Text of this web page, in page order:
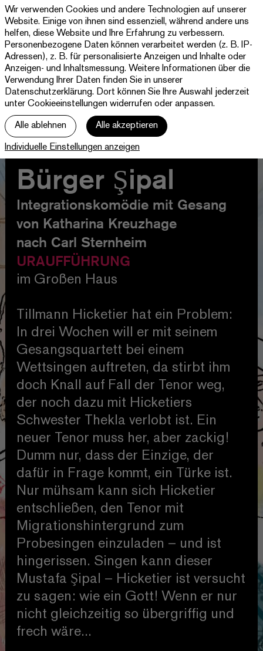
Theater
Paderborn
Westfälische
Kammerspiele
Programm & Tickets
Abos
jott
Ihr Besuch
Haus
Bürger Şipal
Integrationskomödie mit Gesang
von Katharina Kreuzhage
nach Carl Sternheim
URAUFFÜHRUNG
im Großen Haus
Tillmann Hicketier hat ein Problem:
In drei Wochen will er mit seinem
Gesangsquartett bei einem
Wettsingen auftreten, da stirbt ihm
doch Knall auf Fall der Tenor weg,
der noch dazu mit Hicketiers
Schwester Thekla verlobt ist. Ein
neuer Tenor muss her, aber zackig!
Dumm nur, dass der Einzige, der
dafür in Frage kommt, ein Türke ist.
Nur mühsam kann sich Hicketier
entschließen, den Tenor mit
Migrationshintergrund zum
Probesingen einzuladen – und ist
hingerissen. Singen kann dieser
Mustafa Şipal – Hicketier ist versucht
zu sagen: wie ein Gott! Wenn er nur
nicht gleichzeitig so übergriffig und
frech wäre...
Wir verwenden Cookies und andere Technologien auf unserer
Website. Einige von ihnen sind essenziell, während andere uns
helfen, diese Website und Ihre Erfahrung zu verbessern.
Personenbezogene Daten können verarbeitet werden (z. B. IP-
Adressen), z. B. für personalisierte Anzeigen und Inhalte oder
Anzeigen- und Inhaltsmessung. Weitere Informationen über die
Verwendung Ihrer Daten finden Sie in unserer
Datenschutzerklärung. Dort können Sie Ihre Auswahl jederzeit
unter Cookieeinstellungen widerrufen oder anpassen.
Alle ablehnen Alle akzeptieren
Individuelle Einstellungen anzeigen